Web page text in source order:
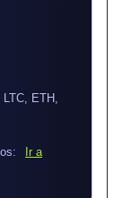
ETH,
Ir a